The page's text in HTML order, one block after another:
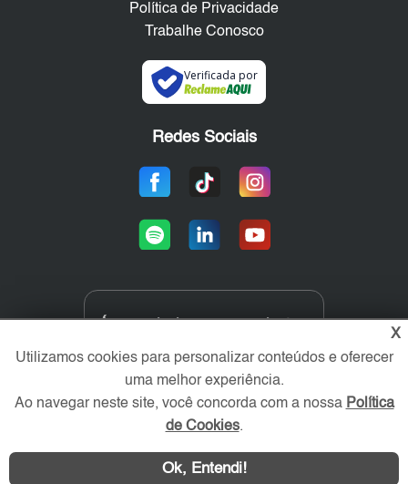
Política de Privacidade
Trabalhe Conosco
Verificada por
Redes Sociais
X
Utilizamos cookies para personalizar conteúdos e oferecer
uma melhor experiência.
Ao navegar neste site, você concorda com a nossa Política
de Cookies.
Ok, Entendi!